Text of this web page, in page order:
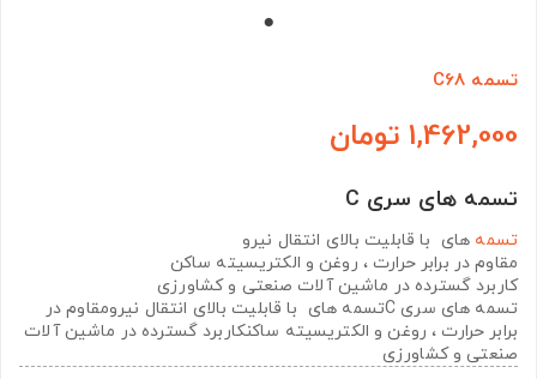
تسمه C68
1,462,000 تومان
تسمه های سری C
تسمه های با قابلیت بالای انتقال نیرو
مقاوم در برابر حرارت ، روغن و الکتریسیته ساکن
کاربرد گسترده در ماشین آلات صنعتی و کشاورزی
تسمه های سری Cتسمه های با قابلیت بالای انتقال نیرومقاوم در
برابر حرارت ، روغن و الکتریسیته ساکنکاربرد گسترده در ماشین آلات
صنعتی و کشاورزی